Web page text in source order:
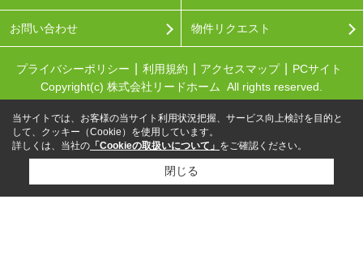
お問い合わせ 物件リクエスト
プライバシーポリシー 利用規約 アクセスマップ
PCサイト
Copyright(c) 株式会社リードホーム All rights reserved.
当サイトでは、お客様の当サイト利用状況把握、サービス向上検討を目的と
して、クッキー（Cookie）を使用しています。
詳しくは、当社の 「Cookieの取扱いについて」 をご確認ください。
閉じる